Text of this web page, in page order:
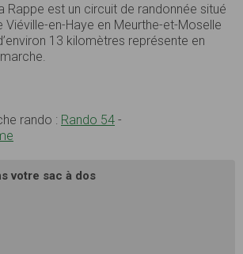
Rappe est un circuit de randonnée situé
Viéville-en-Haye en Meurthe-et-Moselle
13 kilomètres représente en
rando : Rando 54 -
votre sac à dos